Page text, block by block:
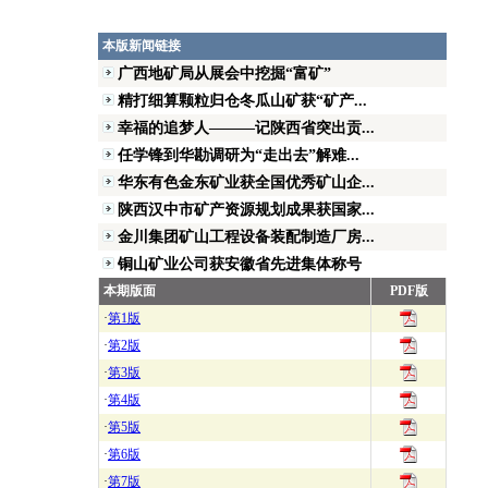
本版新闻链接
广西地矿局从展会中挖掘“富矿”
精打细算颗粒归仓冬瓜山矿获“矿产...
幸福的追梦人———记陕西省突出贡...
任学锋到华勘调研为“走出去”解难...
华东有色金东矿业获全国优秀矿山企...
陕西汉中市矿产资源规划成果获国家...
金川集团矿山工程设备装配制造厂房...
铜山矿业公司获安徽省先进集体称号
本期版面
PDF版
·第1版
·第2版
·第3版
·第4版
·第5版
·第6版
·第7版